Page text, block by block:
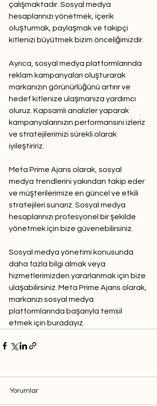
çalışmaktadır. Sosyal medya
hesaplarınızı yönetmek, içerik
oluşturmak, paylaşmak ve takipçi
kitlenizi büyütmek bizim önceliğimizdir.
Ayrıca, sosyal medya platformlarında
reklam kampanyaları oluşturarak
markanızın görünürlüğünü artırır ve
hedef kitlenize ulaşmanıza yardımcı
oluruz. Kapsamlı analizler yaparak
kampanyalarınızın performansını izleriz
ve stratejilerimizi sürekli olarak
iyileştiririz.
Meta Prime Ajans olarak, sosyal
medya trendlerini yakından takip eder
ve müşterilerimize en güncel ve etkili
stratejileri sunarız. Sosyal medya
hesaplarınızı profesyonel bir şekilde
yönetmek için bize güvenebilirsiniz.
Sosyal medya yönetimi konusunda
daha fazla bilgi almak veya
hizmetlerimizden yararlanmak için bize
ulaşabilirsiniz. Meta Prime Ajans olarak,
markanızı sosyal medya
platformlarında başarıyla temsil
etmek için buradayız.
Yorumlar